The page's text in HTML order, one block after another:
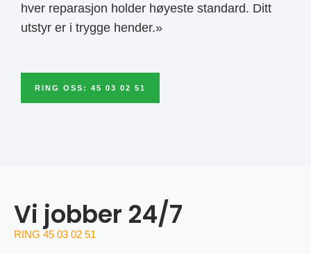
hver reparasjon holder høyeste standard. Ditt
utstyr er i trygge hender.»
RING OSS: 45 03 02 51
Vi jobber 24/7
RING 45 03 02 51